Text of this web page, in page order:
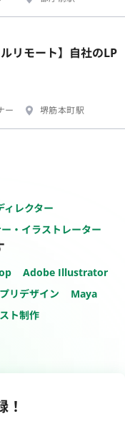
リモート】自社のLP
ー
堺筋本町駅
ィレクター
・イラストレーター
Adobe Illustrator
リデザイン
Maya
ト制作
！